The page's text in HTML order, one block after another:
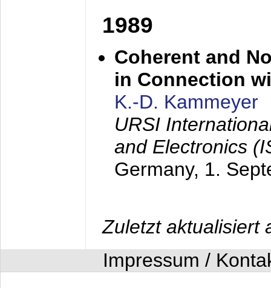
1989
Coherent and
in Connection
K.-D. Kammeyer
URSI
and Electronics
Germany, 1.
Zuletzt aktualisiert
Impressum /